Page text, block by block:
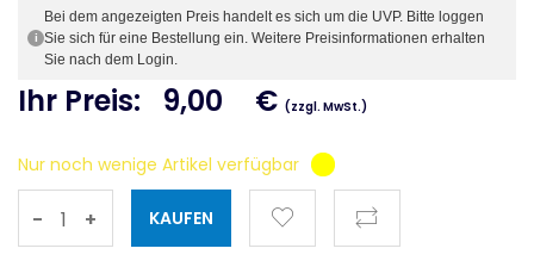
i
Bei dem angezeigten Preis handelt es sich um die UVP. Bitte loggen
Sie sich für eine Bestellung ein. Weitere Preisinformationen erhalten
Sie nach dem Login.
Ihr Preis: 9,00 € (zzgl. MwSt.)
Nur noch wenige Artikel verfügbar
- +